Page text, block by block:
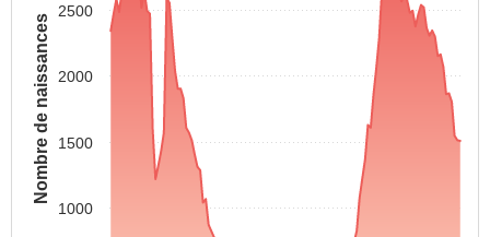
Nombre de naissances
1000
1500
2000
2500